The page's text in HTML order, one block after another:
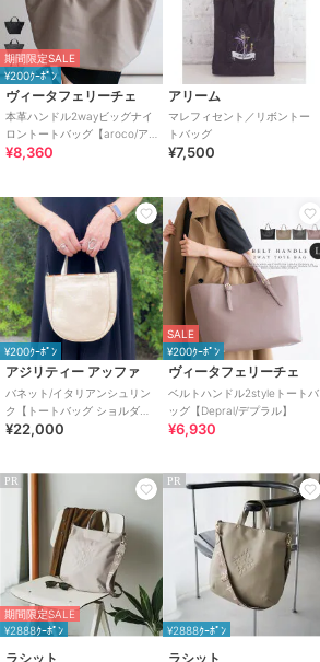
期間限定SALE
¥200ｸｰﾎﾟﾝ
ヴィータフェリーチェ
本革ハンドル2wayビッグナイ
ロントートバッグ【aroco/ア
ロコ】
¥8,360
アリーム
マレフィセント／リボントー
トバッグ
¥7,500
¥200ｸｰﾎﾟﾝ
アジリティー アッファ
バネット/イタリアンシュリン
ク【トートバッグ ショルダー
バッグ 2way】AGILITY
¥22,000
SALE
¥200ｸｰﾎﾟﾝ
ヴィータフェリーチェ
ベルトハンドル2styleトートバ
ッグ【Depral/デプラル】
¥6,930
PR
期間限定SALE
¥2888ｸｰﾎﾟﾝ
ラシット
PR
¥2888ｸｰﾎﾟﾝ
ラシット